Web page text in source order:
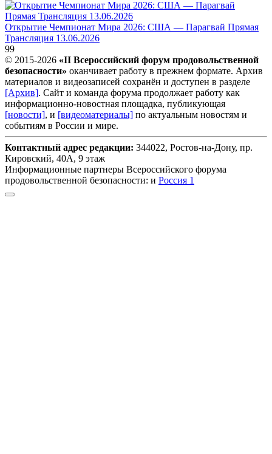
Открытие Чемпионат Мира 2026: США — Парагвай Прямая
Трансляция 13.06.2026
99
© 2015-2026 «II Всероссийский форум продовольственной
безопасности» оканчивает работу в прежнем формате. Архив
материалов и видеозаписей сохранён и доступен в разделе
[Архив]. Сайт и команда форума продолжает работу как
информационно-новостная площадка, публикующая
[новости], и [видеоматериалы] по актуальным новостям и
событиям в России и мире.
Контактный адрес редакции: 344022, Ростов-на-Дону, пр.
Кировский, 40А, 9 этаж
Информационные партнеры Всероссийского форума
продовольственной безопасности: и Россия 1